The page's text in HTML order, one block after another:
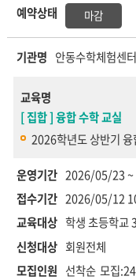
예약상태
마감
기관명 안동수학체험센터
교육명
[ 집합 ] 융합 수학 교실
2026학년도 상반기
운영기간 2026/05/23 ~
접수기간 2026/05/12
교육대상 학생초등학교
신청대상 회원전체
모집인원 선착순 모집